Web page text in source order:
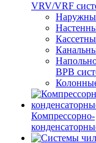
VRV/VRF
ВРВ
Компрессорно-